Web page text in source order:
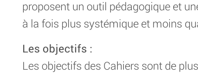
proposent un outil pédagogique et
à la fois plus systémique et moins
Les objectifs :
Les objectifs des Cahiers sont de